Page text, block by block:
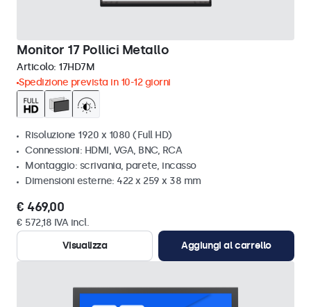
Monitor 17 Pollici Metallo
Articolo: 17HD7M
Spedizione prevista in 10-12 giorni
Risoluzione 1920 x 1080 (Full HD)
Connessioni: HDMI, VGA, BNC, RCA
Montaggio: scrivania, parete, incasso
Dimensioni esterne: 422 x 259 x 38 mm
€ 469,00
€ 572,18 IVA incl.
Visualizza
Aggiungi al carrello